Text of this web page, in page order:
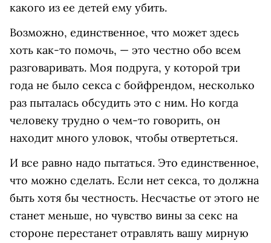
какого из ее детей ему убить.
Возможно, единственное, что может здесь
хоть как-то помочь, — это честно обо всем
разговаривать. Моя подруга, у которой три
года не было секса с бойфрендом, несколько
раз пыталась обсудить это с ним. Но когда
человеку трудно о чем-то говорить, он
находит много уловок, чтобы отвертеться.
И все равно надо пытаться. Это единственное,
что можно сделать. Если нет секса, то должна
быть хотя бы честность. Несчастье от этого не
станет меньше, но чувство вины за секс на
стороне перестанет отравлять вашу мирную